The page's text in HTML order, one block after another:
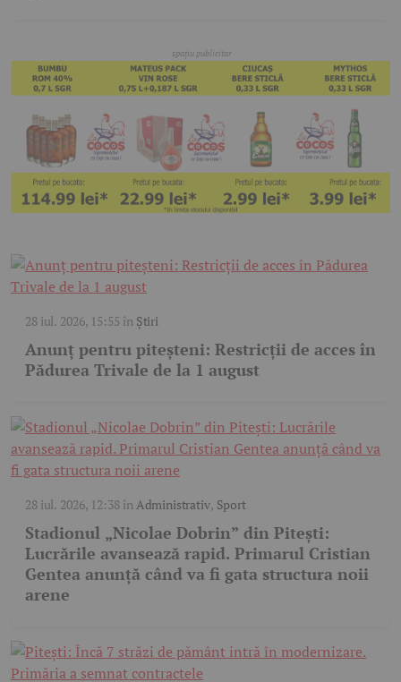
28 iul. 2026, 15:55 în Știri
Anunț pentru piteșteni: Restricții de acces în
Pădurea Trivale de la 1 august
28 iul. 2026, 12:38înAdministrativ, Sport
Stadionul „Nicolae Dobrin” din Pitești:
Lucrările avansează rapid. Primarul Cristian
Gentea anunță când va fi gata structura noii
arene